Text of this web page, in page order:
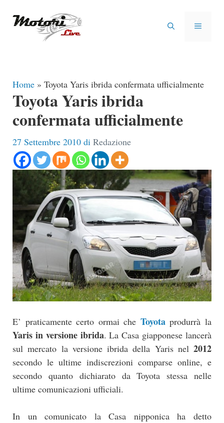
MENU
Home » Toyota Yaris ibrida confermata ufficialmente
Toyota Yaris ibrida
confermata ufficialmente
27 Settembre 2010 di Redazione
E’ praticamente certo ormai che Toyotaprodurrà la
Yaris in versione ibrida. La Casa giapponese lancerà
sul mercato la versione ibrida della Yaris nel 2012
secondo le ultime indiscrezioni comparse online, e
secondo quanto dichiarato da Toyota stessa nelle
ultime comunicazioni ufficiali.
In un comunicato la Casa nipponica ha detto